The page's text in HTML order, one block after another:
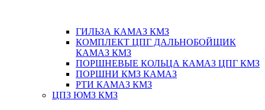
ГИЛЬЗА КАМАЗ КМЗ
КОМПЛЕКТ ЦПГ ДАЛЬНОБОЙЩИК
КАМАЗ КМЗ
ПОРШНЕВЫЕ КОЛЬЦА КАМАЗ ЦПГ КМЗ
ПОРШНИ КМЗ КАМАЗ
РТИ КАМАЗ КМЗ
ЦПЗ ЮМЗ КМЗ